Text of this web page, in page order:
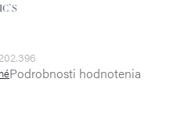
Podrobnosti hodnotenia